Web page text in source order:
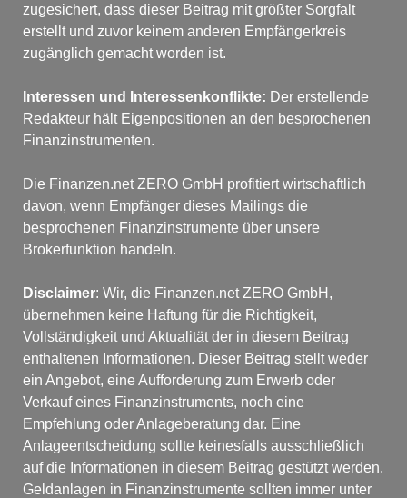
zugesichert, dass dieser Beitrag mit größter Sorgfalt
erstellt und zuvor keinem anderen Empfängerkreis
zugänglich gemacht worden ist.
Interessen und Interessenkonflikte: Der erstellende
Redakteur hält Eigenpositionen an den besprochenen
Finanzinstrumenten.
Die Finanzen.net ZERO GmbH profitiert wirtschaftlich
davon, wenn Empfänger dieses Mailings die
besprochenen Finanzinstrumente über unsere
Brokerfunktion handeln.
Disclaimer: Wir, die Finanzen.net ZERO GmbH,
übernehmen keine Haftung für die Richtigkeit,
Vollständigkeit und Aktualität der in diesem Beitrag
enthaltenen Informationen. Dieser Beitrag stellt weder
ein Angebot, eine Aufforderung zum Erwerb oder
Verkauf eines Finanzinstruments, noch eine
Empfehlung oder Anlageberatung dar. Eine
Anlageentscheidung sollte keinesfalls ausschließlich
auf die Informationen in diesem Beitrag gestützt werden.
Geldanlagen in Finanzinstrumente sollten immer unter